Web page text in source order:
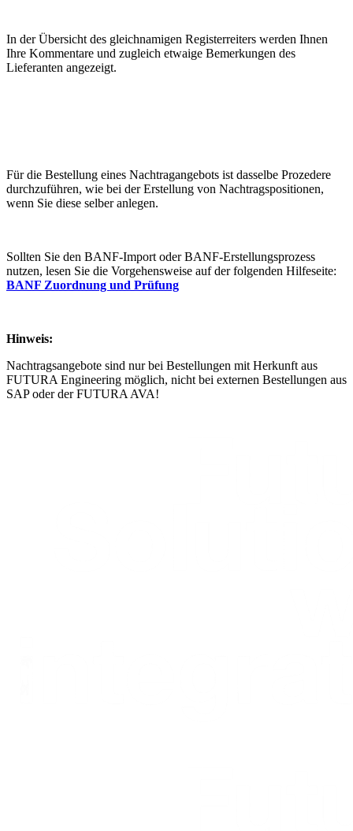
In der Übersicht des gleichnamigen Registerreiters werden Ihnen
Ihre Kommentare und zugleich etwaige Bemerkungen des
Lieferanten angezeigt.
Für die Bestellung eines Nachtragangebots ist dasselbe Prozedere
durchzuführen, wie bei der Erstellung von Nachtragspositionen,
wenn Sie diese selber anlegen.
Sollten Sie den BANF-Import oder BANF-Erstellungsprozess
nutzen, lesen Sie die Vorgehensweise auf der folgenden Hilfeseite:
BANF Zuordnung und Prüfung
Hinweis:
Nachtragsangebote sind nur bei Bestellungen mit Herkunft aus
FUTURA Engineering möglich, nicht bei externen Bestellungen aus
SAP oder der FUTURA AVA!